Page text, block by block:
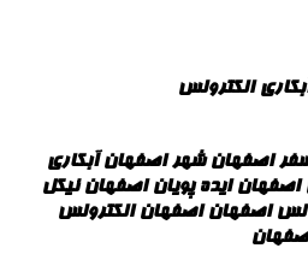
الکترولس
اصفهان شهر اصفهان آبکاری
ایده پویان اصفهان نیکل
اصفهان اصفهان الکترولس